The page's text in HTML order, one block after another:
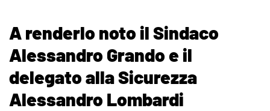
A renderlo noto il Sindaco
Alessandro Grando e il
delegato alla Sicurezza
Alessandro Lombardi